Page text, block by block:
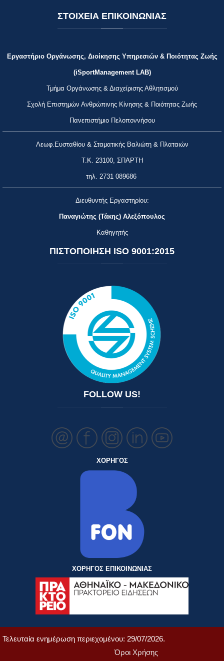
ΣΤΟΙΧΕΙΑ ΕΠΙΚΟΙΝΩΝΙΑΣ
Εργαστήριο Οργάνωσης, Διοίκησης Υπηρεσιών & Ποιότητας Ζωής
(iSportManagement LAB)
Τμήμα Οργάνωσης & Διαχείρισης Αθλητισμού
Σχολή Επιστημών Ανθρώπινης Κίνησης & Ποιότητας Ζωής
Πανεπιστήμιο Πελοποννήσου
Λεωφ.Ευσταθίου & Σταματικής Βαλιώτη & Πλαταιών
Τ.Κ. 23100, ΣΠΑΡΤΗ
τηλ. 2731 089686
Διευθυντής Εργαστηρίου:
Παναγιώτης (Τάκης) Αλεξόπουλος
Καθηγητής
ΠΙΣΤΟΠΟΙΗΣΗ ISO 9001:2015
FOLLOW US!
ΧΟΡΗΓΟΣ
ΧΟΡΗΓΟΣ ΕΠΙΚΟΙΝΩΝΙΑΣ
Τελευταία ενημέρωση περιεχομένου: 29/07/2026.
Όροι Χρήσης